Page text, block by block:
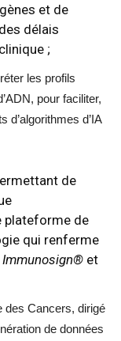
et de
délais
;
les profils
pour faciliter,
d’algorithmes d’IA
de
plateforme de
qui renferme
Immunosign® et
des Cancers, dirigé
de données